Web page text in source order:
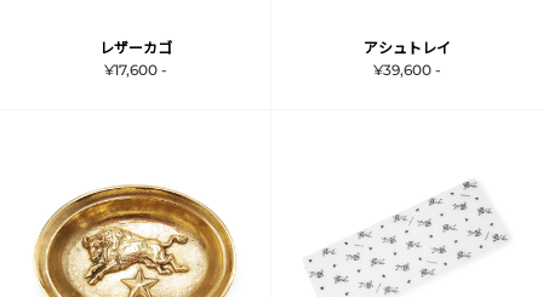
レザーカゴ
¥17,600 -
アシュトレイ
¥39,600 -